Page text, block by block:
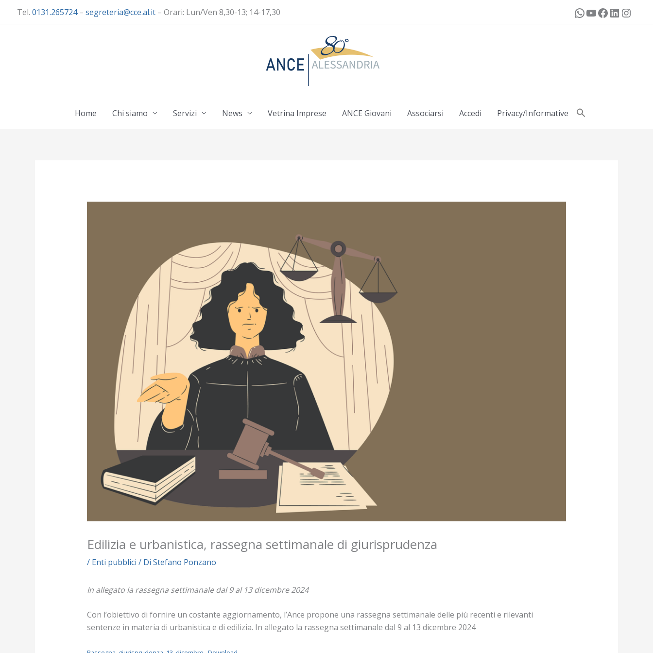
Tel. 0131.265724– segreteria@cce.al.it – Orari: Lun/Ven 8,30-13; 14-17,30
Home Chi siamo Servizi News Vetrina Imprese ANCE Giovani Associarsi Accedi Privacy/Informative
Edilizia e urbanistica, rassegna settimanale di giurisprudenza
/ Enti pubblici / Di Stefano Ponzano
In allegato la rassegna settimanale dal 9 al 13 dicembre 2024
Con l’obiettivo di fornire un costante aggiornamento, l’Ance propone una rassegna settimanale delle più recenti e rilevanti
sentenze in materia di urbanistica e di edilizia. In allegato la rassegna settimanale dal 9 al 13 dicembre 2024